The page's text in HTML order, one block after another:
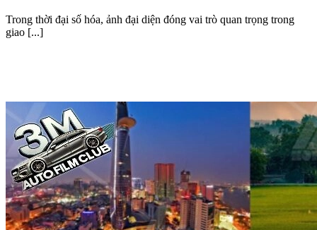
Trong thời đại số hóa, ảnh đại diện đóng vai trò quan trọng trong
giao [...]